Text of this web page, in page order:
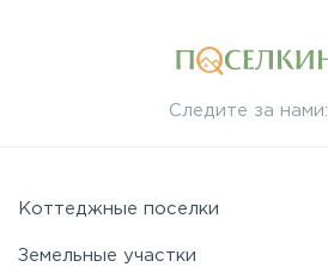
Следите за нами:
Коттеджные поселки
Земельные участки